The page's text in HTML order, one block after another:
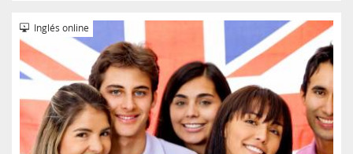
Inglés online